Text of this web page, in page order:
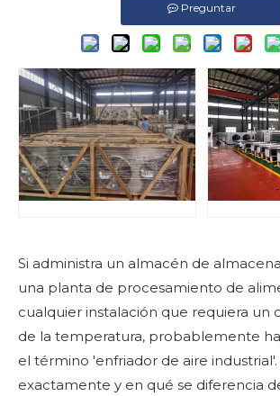
Preguntar
Si administra un almacén de
una planta de procesamiento de
cualquier instalación que requiera un
de la temperatura, probablemente
el término 'enfriador de aire industrial'.
exactamente y en qué se diferencia